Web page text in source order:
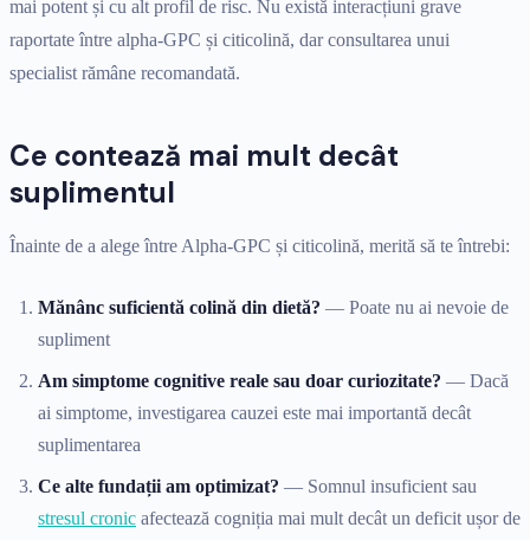
mai potent și cu alt profil de risc. Nu există interacțiuni grave
raportate între alpha-GPC și citicolină, dar consultarea unui
specialist rămâne recomandată.
Ce contează mai mult decât
suplimentul
Înainte de a alege între Alpha-GPC și citicolină, merită să te întrebi:
Mănânc suficientă colină din dietă? — Poate nu ai nevoie de
supliment
Am simptome cognitive reale sau doar curiozitate? — Dacă
ai simptome, investigarea cauzei este mai importantă decât
suplimentarea
Ce alte fundații am optimizat? — Somnul insuficient sau
stresul cronic afectează cogniția mai mult decât un deficit ușor de